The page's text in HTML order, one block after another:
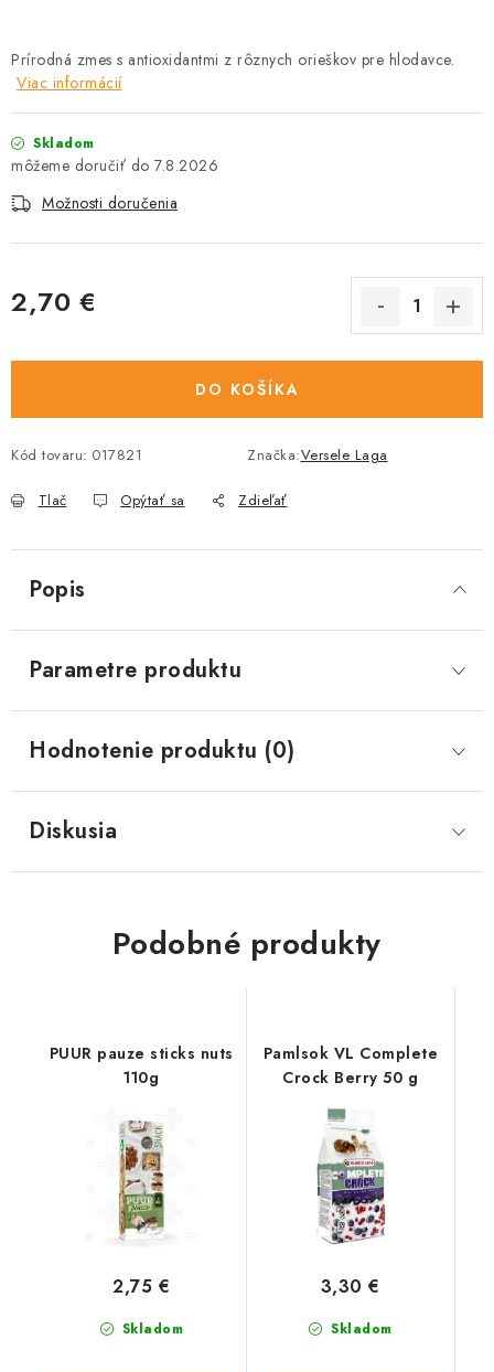
VONKAJŠIE VTÁCTVO
GELOREN KĽBOVÁ VÝŽIVA
CHOVATEĽSKÉ POTREBY
Prírodná zmes s antioxidantmi z rôznych orieškov pre hlodavce.
Viac informácií
Skladom
7.8.2026
Možnosti doručenia
2,70 €
DO KOŠÍKA
Kód tovaru: 017821 Značka:Versele Laga
Tlač Opýtať sa Zdieľať
Popis
Parametre produktu
Hodnotenie produktu (0)
Diskusia
Podobné produkty
PUUR pauze sticks nuts
110g
Skladom
2,75 €
Pamlsok VL Complete
Crock Berry 50 g
Skladom
3,30 €